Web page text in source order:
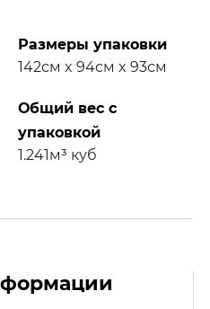
Размеры упаковки
142см x 94см x 93см
Общий вес с
упаковкой
1.241м³ куб